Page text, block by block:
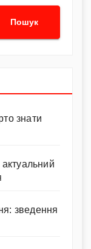
Пошук
знати
актуальний
зведення